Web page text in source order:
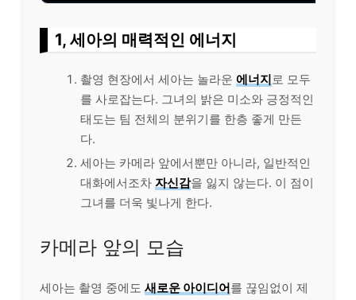
1, 세아의 매력적인 에너지
촬영 현장에서 세아는 놀라운 에너지로 모두
를 사로잡는다. 그녀의 밝은 미소와 긍정적인
태도는 팀 전체의 분위기를 한층 좋게 만든
다.
세아는 카메라 앞에서뿐만 아니라, 일반적인
대화에서조차 자신감을 잃지 않는다. 이 점이
그녀를 더욱 빛나게 한다.
카메라 앞의 모습
세아는 촬영 중에도 새로운 아이디어를 끊임없이 제